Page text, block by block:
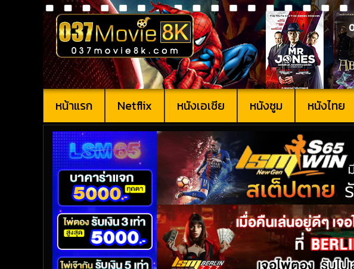
หน้าแรก Netflix หนังเอเชีย หนังซูม หนังไทย